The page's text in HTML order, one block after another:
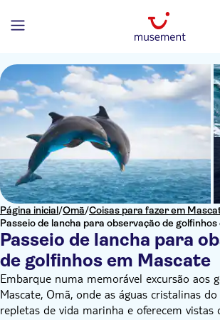
Página inicial/Omã/Coisas para fazer em
Passeio de lancha para observação de
Passeio de lancha para
de golfinhos em Mascate
Embarque numa memorável excursão aos
Mascate, Omã, onde as águas cristalinas
repletas de vida marinha e oferecem vistas